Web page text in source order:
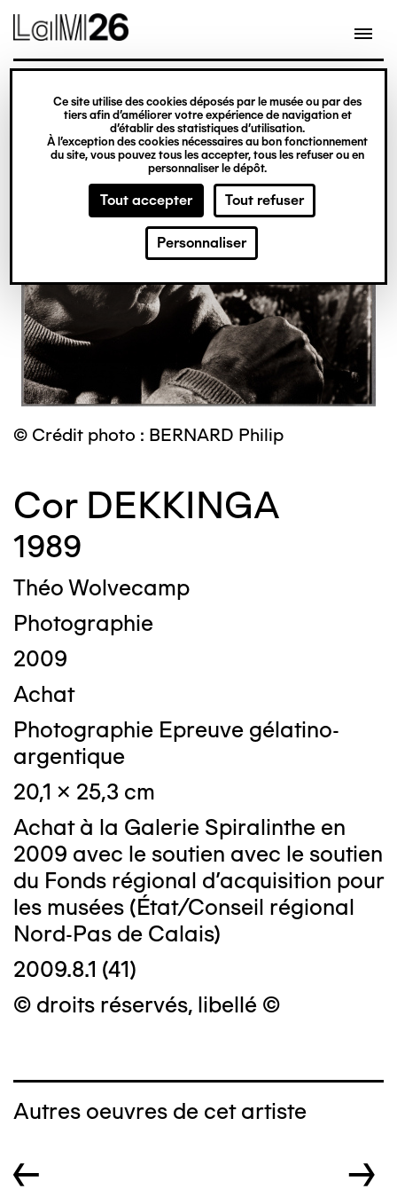
Gestion des cookies
Ce site utilise des cookies déposés par le musée ou par des
tiers afin d’améliorer votre expérience de navigation et
d’établir des statistiques d’utilisation.
À l’exception des cookies nécessaires au bon fonctionnement
du site, vous pouvez tous les accepter, tous les refuser ou en
personnaliser le dépôt.
Tout accepter Tout refuser
Personnaliser
contenu
© Crédit photo : BERNARD Philip
Cor DEKKINGA
1989
Théo Wolvecamp
Photographie
2009
Achat
Photographie Epreuve gélatino-
argentique
20,1 x 25,3 cm
Achat à la Galerie Spiralinthe en
2009 avec le soutien avec le soutien
du Fonds régional d'acquisition pour
les musées (État/Conseil régional
Nord-Pas de Calais)
2009.8.1 (41)
© droits réservés, libellé ©
Autres oeuvres de cet artiste
← →